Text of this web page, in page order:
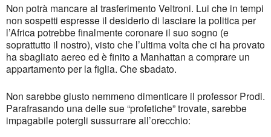
Non potrà mancare al trasferimento Veltroni. Lui che in tempi
non sospetti espresse il desiderio di lasciare la politica per
l’Africa potrebbe finalmente coronare il suo sogno (e
soprattutto il nostro), visto che l’ultima volta che ci ha provato
ha sbagliato aereo ed è finito a Manhattan a comprare un
appartamento per la figlia. Che sbadato.
Non sarebbe giusto nemmeno dimenticare il professor Prodi.
Parafrasando una delle sue “profetiche” trovate, sarebbe
impagabile potergli sussurrare all’orecchio: